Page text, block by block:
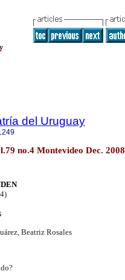
del Uruguay
no.4 Montevideo Dec. 2008
Beatriz Rosales